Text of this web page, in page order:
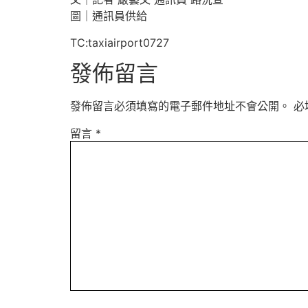
圖｜通訊員供給
TC:taxiairport0727
發佈留言
發佈留言必須填寫的電子郵件地址不會公開。 必
留言 *